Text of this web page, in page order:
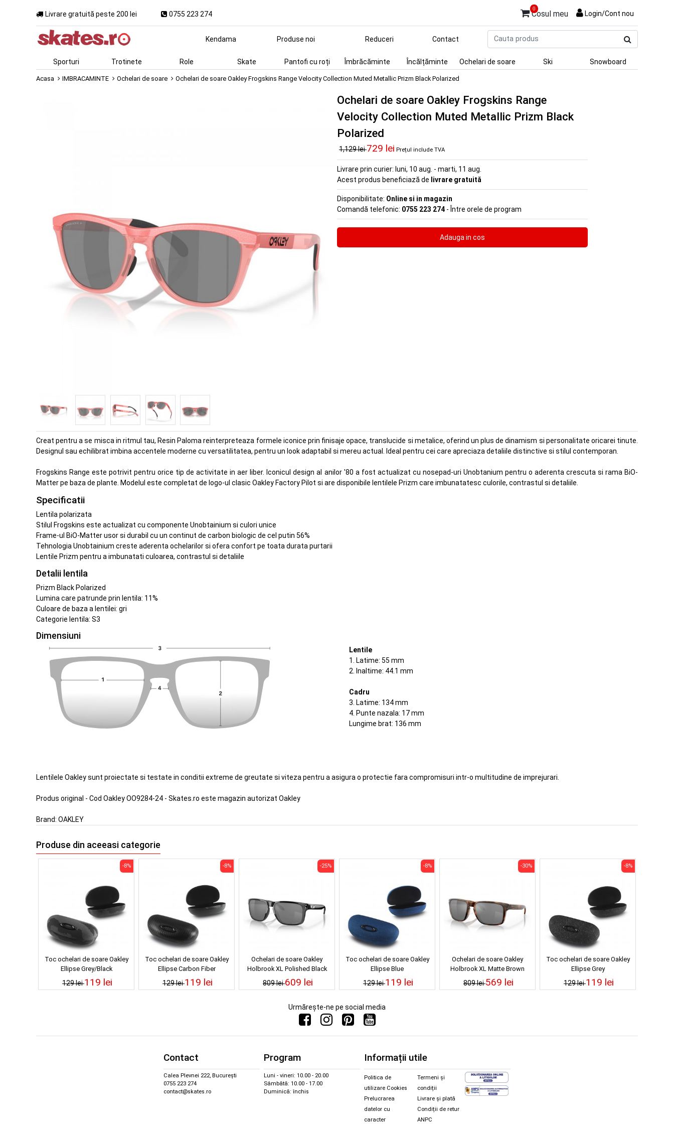
Livrare gratuită peste 200 lei 0755 223 274
0
Cosul meu Login/Cont nou
produs
Kendama Produse noi Reduceri Contact
Sporturi Trotinete Role Skate Pantofi cu roți Îmbrăcăminte Încălțăminte Ochelari de soare Ski Snowboard
Acasa IMBRACAMINTE Ochelari de soare Ochelari de soare Oakley Frogskins Range Velocity Collection Muted Metallic Prizm Black Polarized
Ochelari de soare Oakley Frogskins Range
Velocity Collection Muted Metallic Prizm Black
Polarized
1,129 lei729 lei Prețul include TVA
Livrare prin curier: luni, 10 aug. - marti, 11 aug.
Acest produs beneficiază de livrare gratuită
Disponibilitate: Online si in magazin
Comandă telefonic: 0755 223 274 - Între orele de program
Creat pentru a se misca in ritmul tau, Resin Paloma reinterpreteaza formele iconice prin finisaje opace, translucide si metalice, oferind un plus de dinamism si personalitate oricarei tinute.
Designul sau echilibrat imbina accentele moderne cu versatilitatea, pentru un look adaptabil si mereu actual. Ideal pentru cei care apreciaza detaliile distinctive si stilul contemporan.
Frogskins Range este potrivit pentru orice tip de activitate in aer liber. Iconicul design al anilor '80 a fost actualizat cu nosepad-uri Unobtanium pentru o aderenta crescuta si rama BiO-
Matter pe baza de plante. Modelul este completat de logo-ul clasic Oakley Factory Pilot si are disponibile lentilele Prizm care imbunatatesc culorile, contrastul si detaliile.
Specificatii
Lentila polarizata
Stilul Frogskins este actualizat cu componente Unobtainium si culori unice
Frame-ul BiO-Matter usor si durabil cu un continut de carbon biologic de cel putin 56%
Tehnologia Unobtainium creste aderenta ochelarilor si ofera confort pe toata durata purtarii
Lentile Prizm pentru a imbunatati culoarea, contrastul si detaliile
Detalii lentila
Prizm Black Polarized
Lumina care patrunde prin lentila: 11%
Culoare de baza a lentilei: gri
Categorie lentila: S3
Dimensiuni
Lentile
1. Latime: 55 mm
2. Inaltime: 44.1 mm
Cadru
3. Latime: 134 mm
4. Punte nazala: 17 mm
Lungime brat: 136 mm
Lentilele Oakley sunt proiectate si testate in conditii extreme de greutate si viteza pentru a asigura o protectie fara compromisuri intr-o multitudine de imprejurari.
Produs original - Cod Oakley OO9284-24 - Skates.ro este magazin autorizat Oakley
Brand: OAKLEY
Produse din aceeasi categorie
Toc ochelari de soare Oakley
Ellipse Grey/Black
129 lei
-8%
119 lei
Toc ochelari de soare Oakley
Ellipse Carbon Fiber
129 lei
-8%
119 lei
Ochelari de soare Oakley
Holbrook XL Polished Black
Prizm Black
809 lei
-25%
609 lei
Toc ochelari de soare Oakley
Ellipse Blue
129 lei
-8%
119 lei
Ochelari de soare Oakley
Holbrook XL Matte Brown
Tortoise Prizm Black
809 lei
-30%
569 lei
Toc ochelari de soare Oakley
Ellipse Grey
129 lei
-8%
119 lei
Urmărește-ne pe social media
Contact
Calea Plevnei 222, București
0755 223 274
contact@skates.ro
Program
Luni - vineri: 10.00 - 20.00
Sâmbătă: 10.00 - 17.00
Duminică: închis
Informații utile
Politica de
utilizare Cookies
Prelucrarea
datelor cu
caracter
Termeni și
condiții
Livrare și plată
Condiții de retur
ANPC